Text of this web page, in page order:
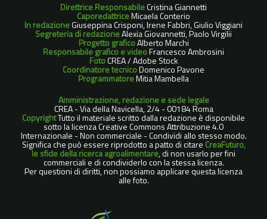
Direttrice ResponsabileCristina Giannetti
CaporedattriceMicaela Conterio
In redazioneGiuseppina Crisponi, Irene Fabbri, Giulio Viggiani
Segreteria di redazioneAlexia Giovannetti, Paolo Virgilii
Progetto graficoAlberto Marchi
Responsabile grafico e videoFrancesco Ambrosini
FotoCREA / Adobe Stock
Coordinatore tecnicoDomenico Pavone
ProgrammatoreMitia Mambella
Amministrazione, redazione e sede legale
CREA - Via della Navicella, 2/4 - 00184 Roma
CopyrightTutto il materiale scritto dalla redazione è disponibile
sotto la licenza Creative Commons Attribuzione 4.0
Internazionale - Non commerciale - Condividi allo stesso modo.
Significa che può essere riprodotto a patto di citare CreaFuturo,
le sfide della ricerca agroalimentare, di non usarlo per fini
commerciali e di condividerlo con la stessa licenza.
Per questioni di diritti, non possiamo applicare questa licenza
alle foto.